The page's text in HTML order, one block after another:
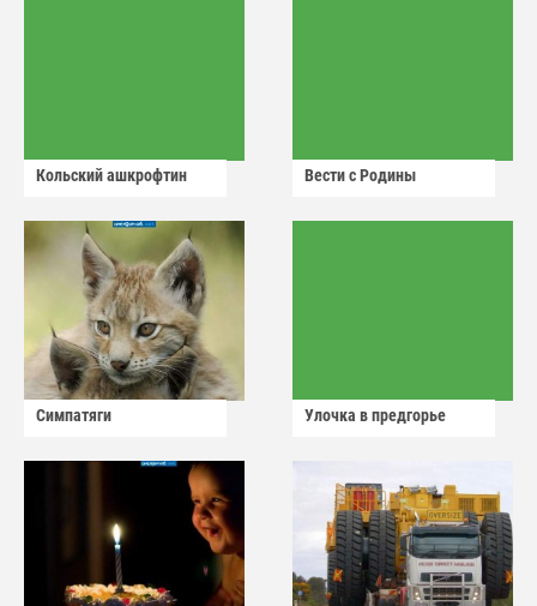
Кольский ашкрофтин Вести с Родины
Симпатяги Улочка в предгорье